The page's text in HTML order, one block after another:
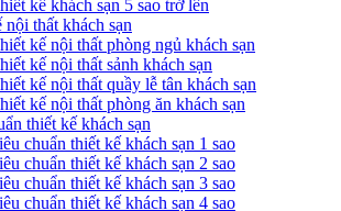
kế khách sạn 5 sao trở lên
nội thất khách sạn
kế nội thất phòng ngủ khách sạn
kế nội thất sảnh khách sạn
kế nội thất quầy lễ tân khách sạn
kế nội thất phòng ăn khách sạn
thiết kế khách sạn
chuẩn thiết kế khách sạn 1 sao
chuẩn thiết kế khách sạn 2 sao
chuẩn thiết kế khách sạn 3 sao
chuẩn thiết kế khách sạn 4 sao